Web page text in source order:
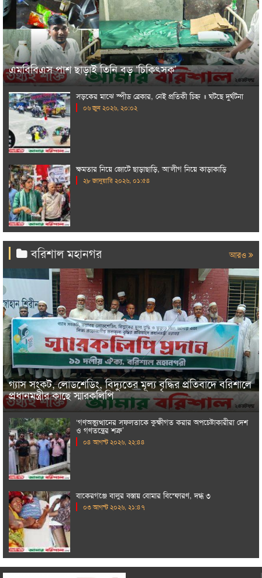
এমবিবিএস পাশ ছাড়াই তিনি বড় ‘চিকিৎসক’
সড়কের মাঝে স্পীড ব্রেকার, নেই প্রতিকী চিহ্ন ॥ ঘটছে দুর্ঘটনা
০৬ জুন ২০২৬, ২০:০২
ক্ষমতার নিয়ে জোটে ছাড়াছাড়ি, আ‘লীগ নিয়ে কাড়াকাড়ি
২৮ জানুয়ারি ২০২৬, ০১:৫৪
বরিশাল মহানগর আরও
গ্যাস সংকট, লোডশেডিং, বিদ্যুতের মূল্য বৃদ্ধির প্রতিবাদে বরিশালে
প্রধানমন্ত্রীর কাছে স্মারকলিপি
‘গণঅভ্যুত্থানের সফলতাকে কুক্ষীগত করার অপচেষ্টাকারীরা দেশ
ও গণতন্ত্রের শত্রু’
০৪ আগস্ট ২০২৬, ২২:৪৪
বাকেরগঞ্জে বালুর বস্তায় বোমার বিস্ফোরণ, দগ্ধ ৩
০৩ আগস্ট ২০২৬, ২১:৪৭